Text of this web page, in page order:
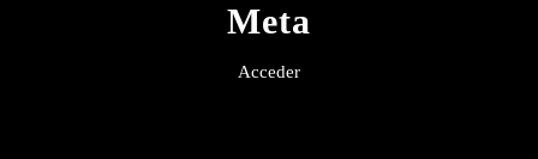
Meta
Acceder